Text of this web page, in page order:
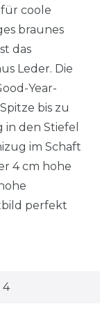
coole
braunes
das
Leder. Die
Year-
bis zu
den Stiefel
im Schaft
4 cm hohe
perfekt
4